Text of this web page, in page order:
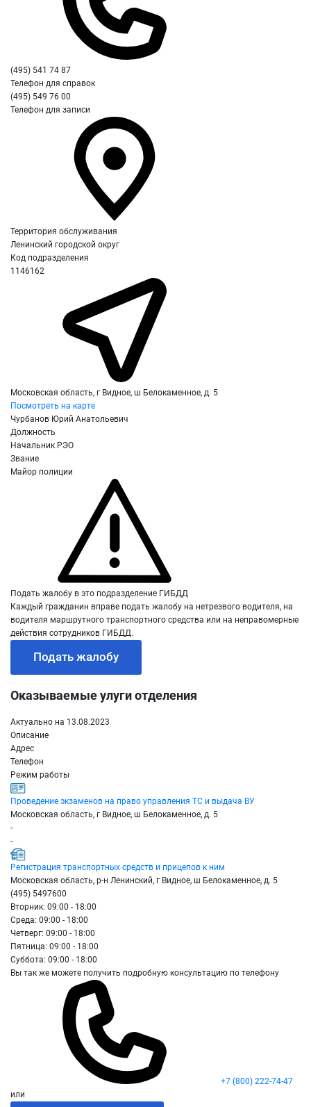
(495) 541 74 87
Телефон для справок
(495) 549 76 00
Телефон для записи
Территория обслуживания
Ленинский городской округ
Код подразделения
1146162
Московская область, г Видное, ш Белокаменное, д. 5
Посмотреть на карте
Чурбанов Юрий Анатольевич
Должность
Начальник РЭО
Звание
Майор полиции
Подать жалобу в это подразделение ГИБДД
Каждый гражданин вправе подать жалобу на нетрезвого водителя, на
водителя маршрутного транспортного средства или на неправомерные
действия сотрудников ГИБДД.
Подать жалобу
Оказываемые улуги отделения
Актуально на 13.08.2023
Описание
Адрес
Телефон
Режим работы
Проведение экзаменов на право управления ТС и выдача ВУ
Московская область, г Видное, ш Белокаменное, д. 5
-
-
Регистрация транспортных средств и прицепов к ним
Московская область, р-н Ленинский, г Видное, ш Белокаменное, д. 5
(495) 5497600
Вторник: 09:00 - 18:00
Среда: 09:00 - 18:00
Четверг: 09:00 - 18:00
Пятница: 09:00 - 18:00
Суббота: 09:00 - 18:00
Вы так же можете получить подробную консультацию по телефону
+7 (800) 222-74-47
или